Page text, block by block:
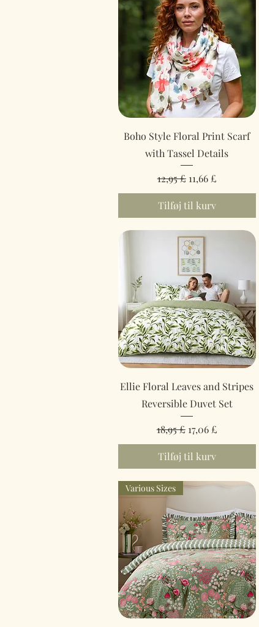
Hurtigvisning
Boho Style Floral Print Scarf
with Tassel Details
Regulær pris
12,95 £ Salgspris
11,66 £
Tilføj til kurv
Hurtigvisning
Ellie Floral Leaves and Stripes
Reversible Duvet Set
Regulær pris
18,95 £ Salgspris
17,06 £
Tilføj til kurv
Various Sizes